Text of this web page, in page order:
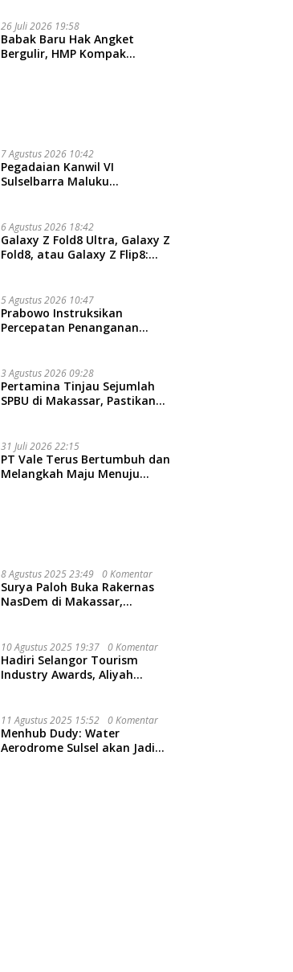
26 Juli 2026 19:58
​Babak Baru Hak Angket
Bergulir, HMP Kompak
7 Agustus 2026 10:42
Pegadaian Kanwil VI
Sulselbarra Maluku
Masyarakat
6 Agustus 2026 18:42
Galaxy Z Fold8 Ultra, Galaxy Z
Fold8, atau Galaxy Z Flip8:
5 Agustus 2026 10:47
Prabowo Instruksikan
Percepatan Penanganan
3 Agustus 2026 09:28
Pertamina Tinjau Sejumlah
SPBU di Makassar, Pastikan
31 Juli 2026 22:15
PT Vale Terus Bertumbuh dan
Melangkah Maju Menuju
8 Agustus 2025 23:49 0 Komentar
Surya Paloh Buka Rakernas
NasDem di Makassar,
10 Agustus 2025 19:37 0 Komentar
Hadiri Selangor Tourism
Industry Awards, Aliyah
11 Agustus 2025 15:52 0 Komentar
Menhub Dudy: Water
Aerodrome Sulsel akan Jadi